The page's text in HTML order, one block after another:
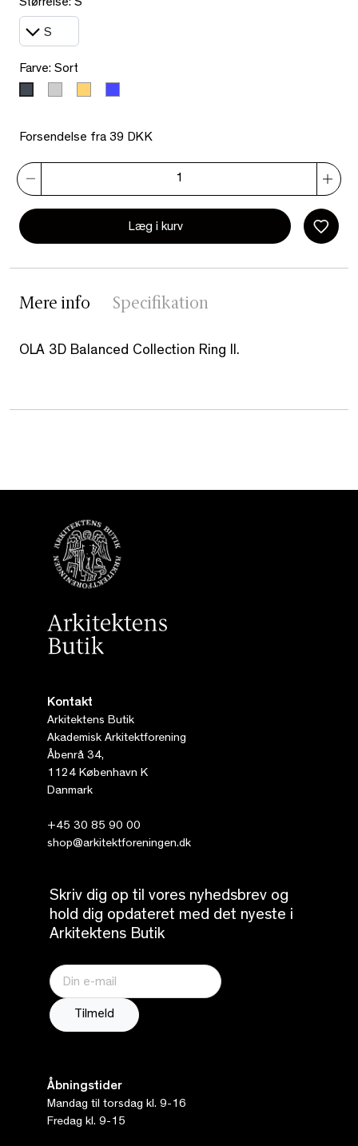
Størrelse: S
Farve: Sort
Forsendelse fra 39 DKK
Læg i kurv
Mere info Specifikation
OLA 3D Balanced Collection Ring II.
Kontakt
Arkitektens Butik
Akademisk Arkitektforening
Åbenrå 34,
1124 København K
Danmark
+45 30 85 90 00
shop@arkitektforeningen.dk
Skriv dig op til vores nyhedsbrev og
hold dig opdateret med det nyeste i
Arkitektens Butik
Åbningstider
Mandag til torsdag kl. 9-16
Fredag kl. 9-15